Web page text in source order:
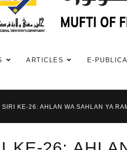
ARTICLES E-
SIRI KE-26: AHLAN WA SAHLAN YA